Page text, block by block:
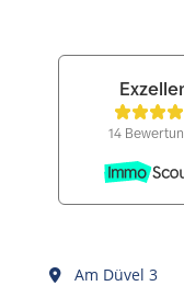
Am Düvel 3